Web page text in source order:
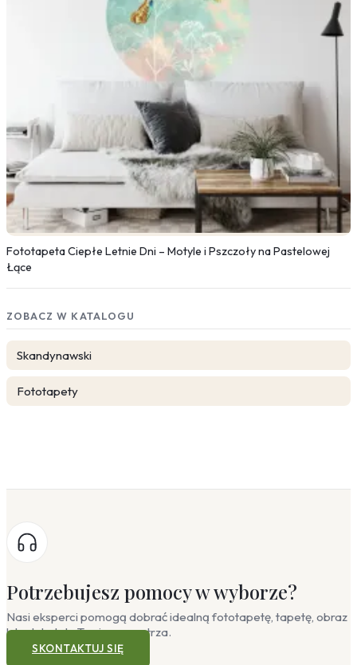
Fototapeta Ciepłe Letnie Dni – Motyle i Pszczoły na Pastelowej
Łące
ZOBACZ W KATALOGU
Skandynawski
Fototapety
Potrzebujesz pomocy w wyborze?
Nasi eksperci pomogą dobrać idealną fototapetę, tapetę, obraz
lub plakat do Twojego wnętrza.
SKONTAKTUJ SIĘ